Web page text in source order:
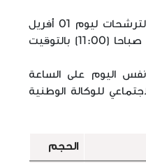
كما تمّ تحديد آخر أجل لتقديم الترشحات ليوم 01 أفريل
2019 على الساعة الحادية عشرة صباحا (11:00) بالتوقيت
اليوم على الساعة
بالمقر الاجتماعي للوكالة الوطنية
الحجم